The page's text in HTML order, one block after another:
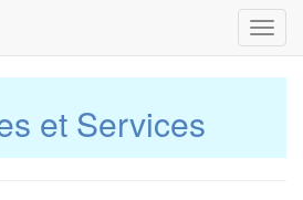
et Services